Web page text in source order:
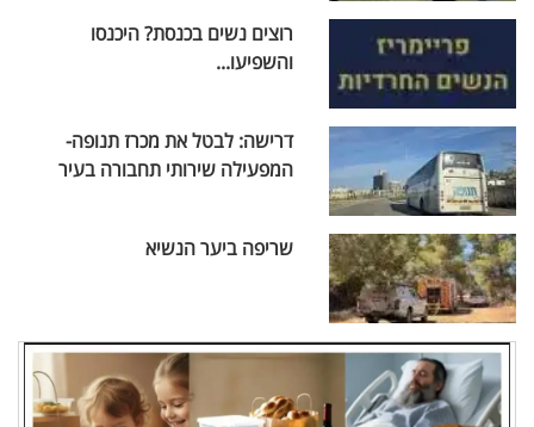
רוצים נשים בכנסת? היכנסו
והשפיעו...
דרישה: לבטל את מכרז תנופה-
המפעילה שירותי תחבורה בעיר
שריפה ביער הנשיא